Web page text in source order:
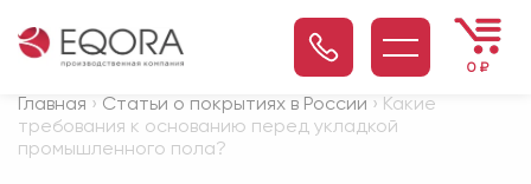
0 ₽
Главная › Статьи о покрытиях в России › Какие
требования к основанию перед укладкой
промышленного пола?